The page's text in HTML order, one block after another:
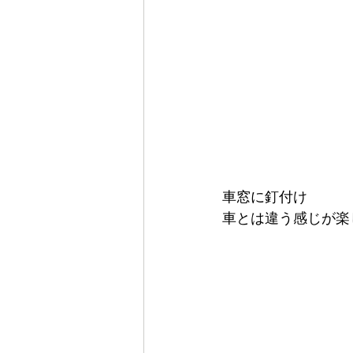
車窓に釘付け
車とは違う感じが